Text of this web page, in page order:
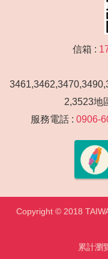
信箱 :
2,3523地
服務電話 : 0906-
Copyright © 2018
累計瀏